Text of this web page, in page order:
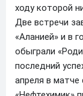
ходу которой
Две встречи
«Аланией» и в
обыграли
последний
апреля в